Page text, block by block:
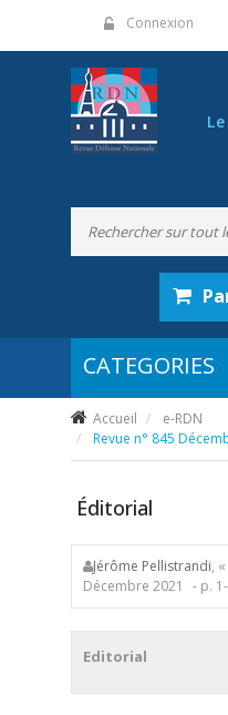
Connexion
Accueil
e-RDN
Revue n° 845
Éditorial
Jérôme Pellistrandi,
Décembre 2021
- p.
Editorial